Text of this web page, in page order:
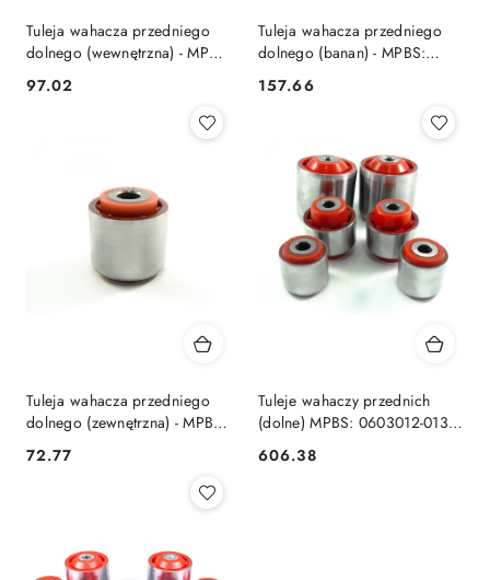
Tuleja wahacza przedniego
dolnego (wewnętrzna) - MPBS:
0603013
Cena:
97.02
Tuleja wahacza przedniego
dolnego (banan) - MPBS:
0603060
Cena:
157.66
Tuleja wahacza przedniego
dolnego (zewnętrzna) - MPBS:
Cena:
72.77
Tuleje wahaczy przednich
(dolne) MPBS: 0603012-013-
Cena:
606.38